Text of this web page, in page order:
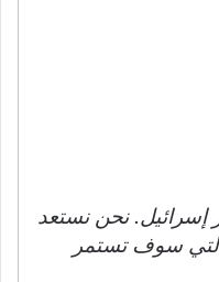
إسرائيل. نحن نستعد
سوف تستمر